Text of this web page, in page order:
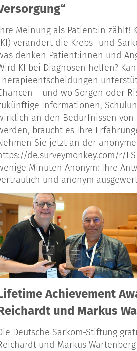
Meinung als Patient:in zählt!
verändert die Krebs- und
denken Patient:innen und
KI bei Diagnosen helfen?
– und wo Sorgen oder
Informationen,
an den Bedürfnissen von
braucht es Ihre
Sie jetzt an der
de.surveymonkey.com/r/
Minuten Anonym: Ihre
und anonym
Achievement
und Markus
Deutsche Sarkom-Stiftung
und Markus